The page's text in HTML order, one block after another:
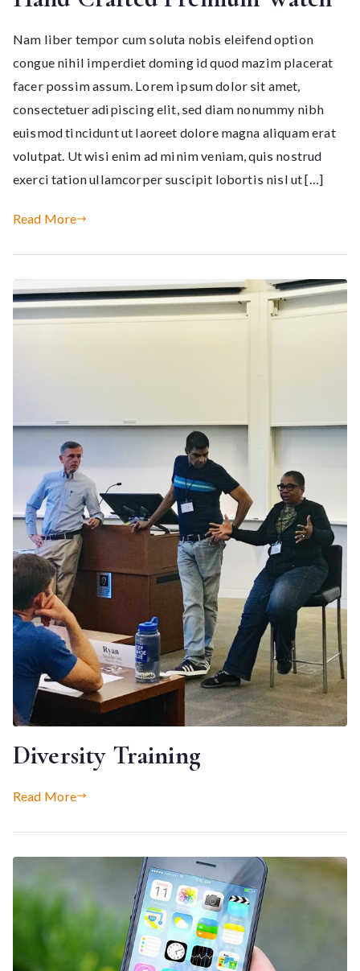
Nam liber tempor cum soluta nobis eleifend option
congue nihil imperdiet doming id quod mazim placerat
facer possim assum. Lorem ipsum dolor sit amet,
consectetuer adipiscing elit, sed diam nonummy nibh
euismod tincidunt ut laoreet dolore magna aliquam erat
volutpat. Ut wisi enim ad minim veniam, quis nostrud
exerci tation ullamcorper suscipit lobortis nisl ut […]
Read More
Diversity Training
Read More